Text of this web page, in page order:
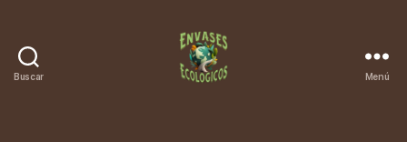
Buscar Menú